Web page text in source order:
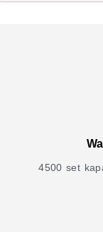
4500 set